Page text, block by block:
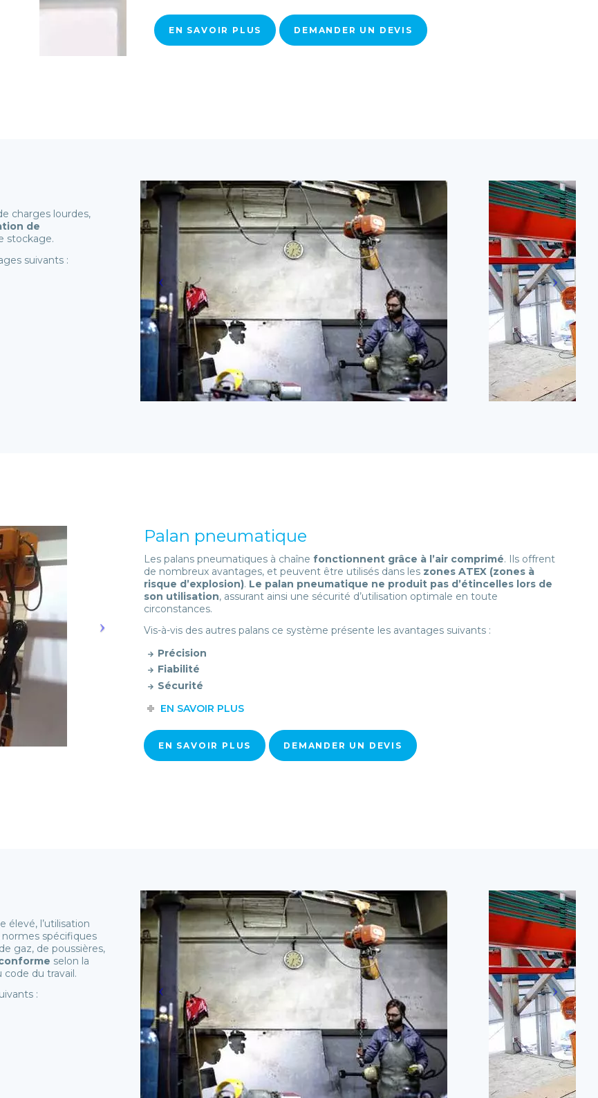
EN SAVOIR PLUS DEMANDER UN DEVIS
charges lourdes,
de
stockage.
suivants :
Palan pneumatique
Les palans pneumatiques à chaîne fonctionnent grâce à l’air comprimé. Ils offrent
de nombreux avantages, et peuvent être utilisés dans les zones ATEX (zones à
risque d’explosion). Le palan pneumatique ne produit pas d’étincelles lors de
son utilisation, assurant ainsi une sécurité d’utilisation optimale en toute
circonstances.
Vis-à-vis des autres palans ce système présente les avantages suivants :
Précision
Fiabilité
Sécurité
EN SAVOIR PLUS
EN SAVOIR PLUS DEMANDER UN DEVIS
élevé, l’utilisation
normes spécifiques
gaz, de poussières,
selon la
code du travail.
: